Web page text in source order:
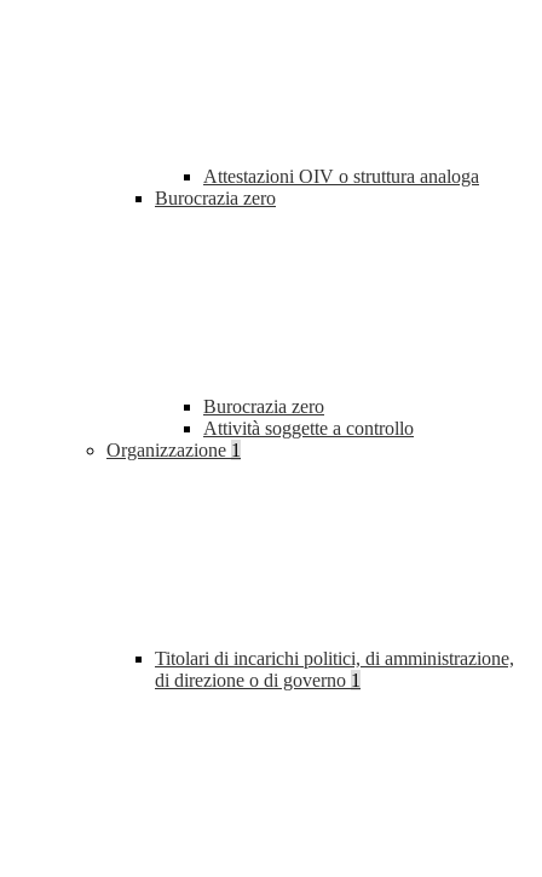
Attestazioni OIV o struttura analoga
Burocrazia zero
Burocrazia zero
Attività soggette a controllo
Organizzazione 1
Titolari di incarichi politici, di amministrazione,
di direzione o di governo 1